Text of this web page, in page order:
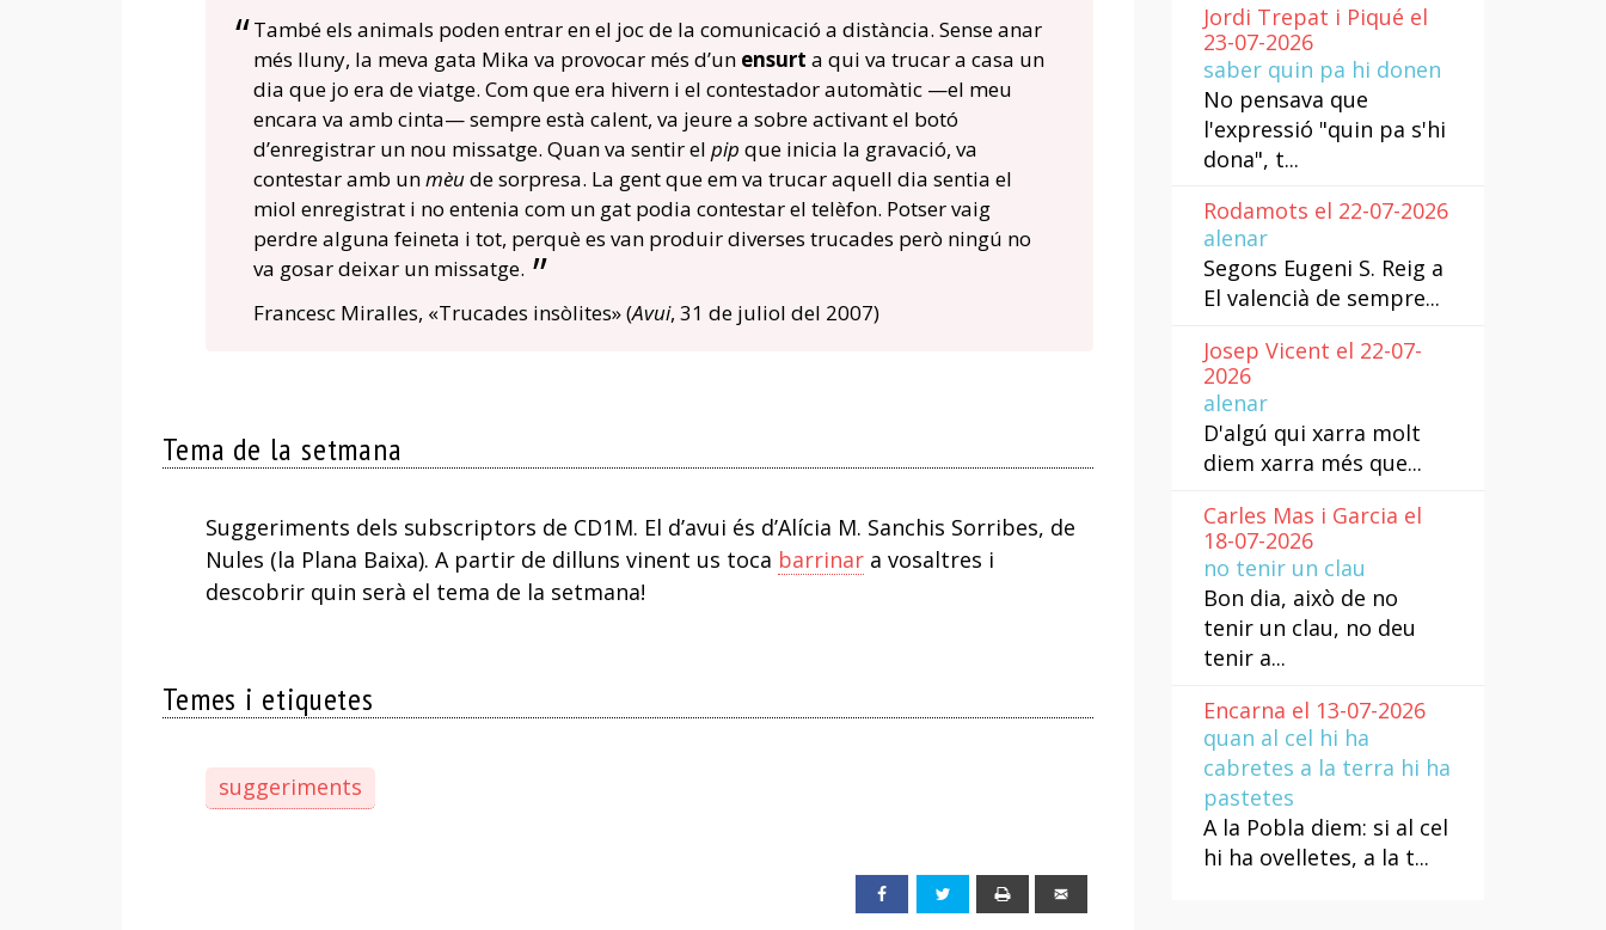
També els animals poden entrar en el joc de la comunicació a distància. Sense anar
més lluny, la meva gata Mika va provocar més d’un ensurt a qui va trucar a casa un
dia que jo era de viatge. Com que era hivern i el contestador automàtic —el meu
encara va amb cinta— sempre està calent, va jeure a sobre activant el botó
d’enregistrar un nou missatge. Quan va sentir el pip que inicia la gravació, va
contestar amb unmèude sorpresa. La gent que em va trucar aquell dia sentia el
miol enregistrat i no entenia com un gat podia contestar el telèfon. Potser vaig
perdre alguna feineta i tot, perquè es van produir diverses trucades però ningú no
va gosar deixar un missatge.
Francesc Miralles, «Trucades insòlites» (Avui, 31 de juliol del 2007)
Tema de la setmana
Suggeriments dels subscriptors de CD1M. El d’avui és d’Alícia M. Sanchis Sorribes, de
Nules (la Plana Baixa). A partir de dilluns vinent us toca barrinara vosaltres i
descobrir quin serà el tema de la setmana!
Temes i etiquetes
suggeriments
Facebook Twitter
Jordi Trepat i Piqué el
23-07-2026
saber quin pa hi donen
No pensava que
l'expressió "quin pa s'hi
dona", t...
Rodamots el 22-07-2026
alenar
Segons Eugeni S. Reig a
El valencià de sempre...
Josep Vicent el 22-07-
2026
alenar
D'algú qui xarra molt
diem xarra més que...
Carles Mas i Garcia el
18-07-2026
no tenir un clau
Bon dia, això de no
tenir un clau, no deu
tenir a...
Encarna el 13-07-2026
quan al cel hi ha
cabretes a la terra hi ha
pastetes
A la Pobla diem: si al cel
hi ha ovelletes, a la t...